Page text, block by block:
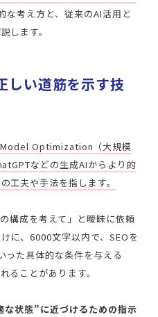
な考え方と、従来のAI活用と
します。
しい道筋を示す技
Optimization（大規模
などの生成AIからより的
工夫や手法を指します。
構成を考えて」と曖昧に依頼
に、6000文字以内で、SEOを
った具体的な条件を与える
ることがあります。
な状態”に近づけるための指示